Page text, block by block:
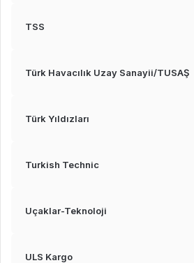
TSS
Türk Havacılık Uzay Sanayii/TUSAŞ
Türk Yıldızları
Turkish Technic
Uçaklar-Teknoloji
ULS Kargo